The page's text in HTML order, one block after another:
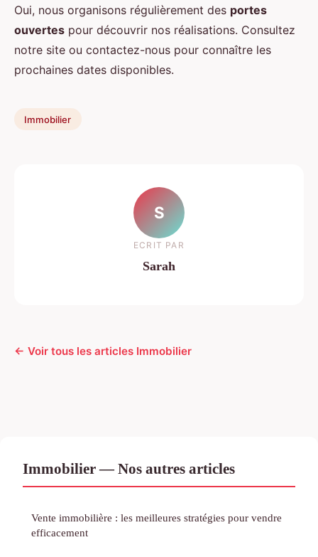
Oui, nous organisons régulièrement des portes
ouvertes pour découvrir nos réalisations. Consultez
notre site ou contactez-nous pour connaître les
prochaines dates disponibles.
Immobilier
S
ECRIT PAR
Sarah
← Voir tous les articles Immobilier
Immobilier — Nos autres articles
Vente immobilière : les meilleures stratégies pour vendre
efficacement